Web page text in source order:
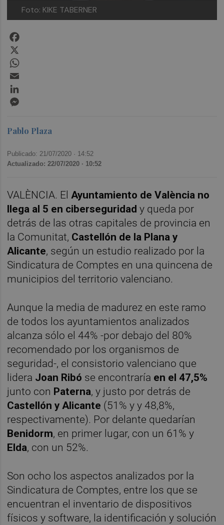
Foto: KIKE TABERNER
Pablo Plaza
Publicado: 21/07/2020 · 14:52
Actualizado: 22/07/2020 · 10:52
VALÈNCIA. El Ayuntamiento de València no
llega al 5 en ciberseguridad y queda por
detrás de las otras capitales de provincia en
la Comunitat, Castellón de la Plana y
Alicante, según un estudio realizado por la
Sindicatura de Comptes en una quincena de
municipios del territorio valenciano.
Aunque la media de madurez en este ramo
de todos los ayuntamientos analizados
alcanza sólo el 44% -por debajo del 80%
recomendado por los organismos de
seguridad-, el consistorio valenciano que
lidera Joan Ribó se encontraría en el 47,5%
junto con Paterna, y justo por detrás de
Castellón y Alicante (51% y y 48,8%,
respectivamente). Por delante quedarían
Benidorm, en primer lugar, con un 61% y
Elda, con un 52%.
Son ocho los aspectos analizados por la
Sindicatura de Comptes, entre los que se
encuentran el inventario de dispositivos
físicos y software, la identificación y solución